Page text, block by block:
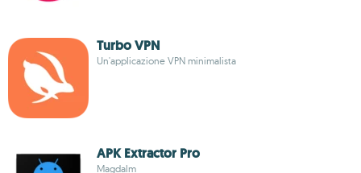
Turbo VPN
Un'applicazione VPN minimalista
APK Extractor Pro
Magdalm